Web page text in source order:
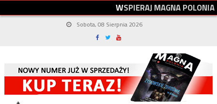
WSPIERAJMAGNAPOLONIA
Sobota, 08 Sierpnia 2026